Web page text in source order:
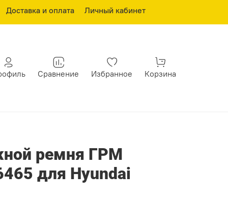
Доставка и оплата Личный кабинет
Сравнение Избранное Корзина
ремня ГРМ
для Hyundai